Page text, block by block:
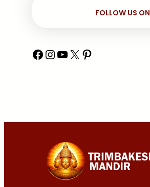
FOLLOW US ON
Facebook InstagramYouTube X Pinterest